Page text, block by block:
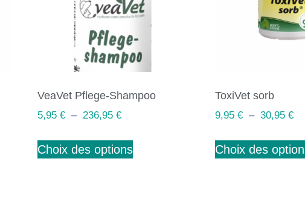
VeaVet Pflege-Shampoo
5,95 € – 236,95 €
Choix des options
ToxiVet sorb
9,95€ – 30,95€
Choix des